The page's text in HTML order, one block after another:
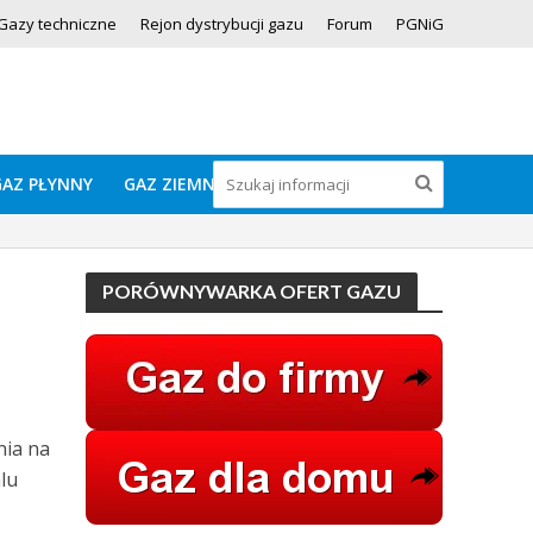
techniczne Rejon dystrybucji gazu Forum PGNiG
PŁYNNY GAZ ZIEMNY
na
PORÓWNYWARKA OFERT GAZU